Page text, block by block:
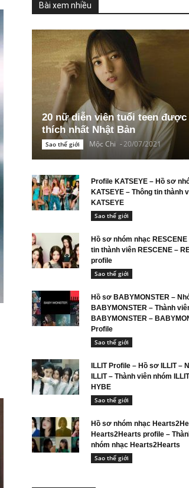
Bài xem nhiều
20 nữ diễn viên tuổi teen được
thích nhất Nhật Bản
Sao thế giới Mộc Chi -20/07/2021
Profile KATSEYE – Hồ sơ
KATSEYE – Thông tin thành
KATSEYE
Sao thế giới
Hồ sơ nhóm nhạc RESCENE
tin thành viên RESCENE –
profile
Sao thế giới
Hồ sơ BABYMONSTER –
BABYMONSTER – Thành
BABYMONSTER –
Profile
Sao thế giới
ILLIT Profile – Hồ sơ ILLIT –
ILLIT – Thành viên nhóm
HYBE
Sao thế giới
Hồ sơ nhóm nhạc
Hearts2Hearts profile –
nhóm nhạc Hearts2Hearts
Sao thế giới